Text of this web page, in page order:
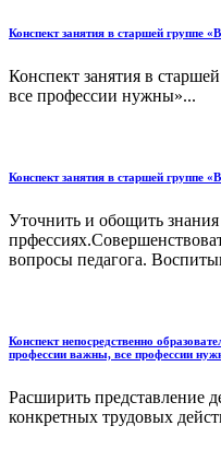
Конспект занятия в старшей группе
Конспект занятия в
все профессии нужны»...
Конспект занятия в старшей группе
Уточнить и обощить знания
вопросы педагога.
Конспект непосредственно
профессии важны, все профессии
Расширить представление
конкретных трудовых